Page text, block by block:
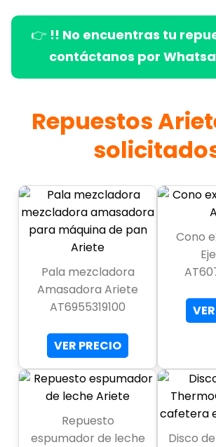
👉 !! No encuentras tu
contáctanos por
Repuestos
Pala mezcladora
Amasadora Ariete
AT6955319100
VER PRECIO
Cono
Repuesto
espumador de leche
Disco